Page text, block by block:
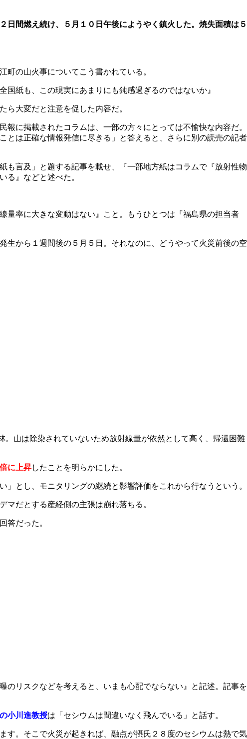
間燃え続け、５月１０日午後にようやく鎮火した。焼失面積は５
の山火事についてこう書かれている。
紙も、この現実にあまりにも鈍感過ぎるのではないか』
大変だと注意を促した内容だ。
に掲載されたコラムは、一部の方々にとっては不愉快な内容だ。
とは正確な情報発信に尽きる」と答えると、さらに別の読売の記者
も言及」と題する記事を載せ、『一部地方紙はコラムで『放射性物
る』などと述べた。
量率に大きな変動はない』こと。もうひとつは『福島県の担当者
生から１週間後の５月５日。それなのに、どうやって火災前後の空
山は除染されていないため放射線量が依然として高く、帰還困難
に上昇したことを明らかにした。
とし、モニタリングの継続と影響評価をこれから行なうという。
だとする産経側の主張は崩れ落ちる。
答だった。
のリスクなどを考えると、いまも心配でならない』と記述。記事を
小川進教授は「セシウムは間違いなく飛んでいる」と話す。
す。そこで火災が起きれば、融点が摂氏２８度のセシウムは熱で気